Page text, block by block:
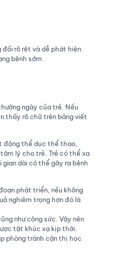
rõ rệt và dễ phát hiện.
bệnh sớm.
ngày của trẻ. Nếu
thấy rõ chữ trên bảng viết
động thể dục thể thao,
lý cho trẻ. Trẻ có thể xa
dài có thể gây ra bệnh
phát triển, nếu không
nghiêm trọng hơn đó là
như công sức. Vậy nên
tật khúc xạ kịp thời.
phòng tránh cận thị học